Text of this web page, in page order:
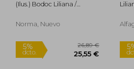
(Ilus.) Bodoc Liliana /
Norma, Nuevo